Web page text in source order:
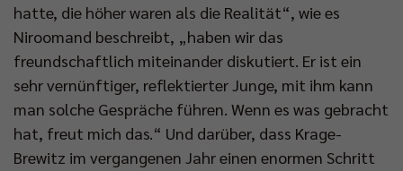
hatte, die höher waren als die Realität“, wie es
Niroomand beschreibt, „haben wir das
freundschaftlich miteinander diskutiert. Er ist ein
sehr vernünftiger, reflektierter Junge, mit ihm kann
man solche Gespräche führen. Wenn es was gebracht
hat, freut mich das.“ Und darüber, dass Krage-
Brewitz im vergangenen Jahr einen enormen Schritt